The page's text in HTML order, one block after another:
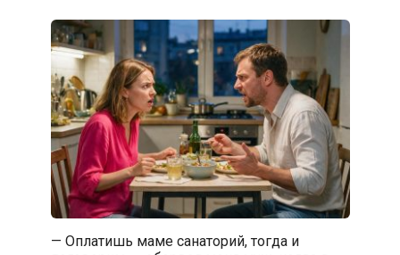
— Оплатишь маме санаторий, тогда и